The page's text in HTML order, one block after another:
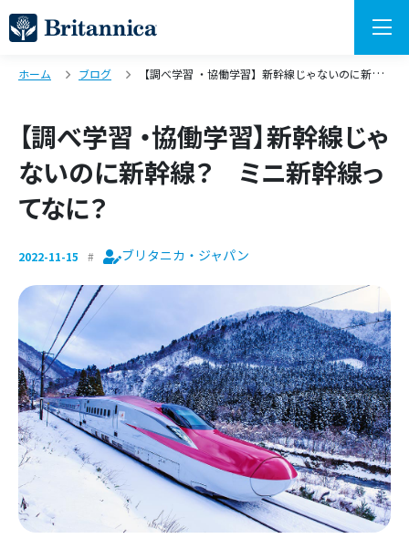
ホーム ブログ 【調べ学習 ・協働学習】新幹線じゃないのに新幹線？ ミニ新幹線ってなに？
【調べ学習 ・協働学習】新幹線じゃ
ないのに新幹線？ ミニ新幹線っ
てなに？
2022-11-15 ブリタニカ・ジャパン